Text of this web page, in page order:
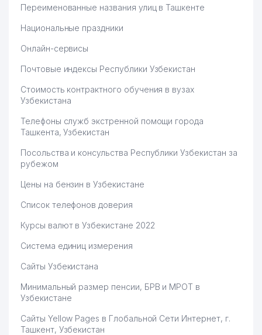
Переименованные названия улиц в Ташкенте
Национальные праздники
Онлайн-сервисы
Почтовые индексы Республики Узбекистан
Стоимость контрактного обучения в вузах
Узбекистана
Телефоны служб экстренной помощи города
Ташкента, Узбекистан
Посольства и консульства Республики Узбекистан за
рубежом
Цены на бензин в Узбекистане
Список телефонов доверия
Курсы валют в Узбекистане 2022
Система единиц измерения
Сайты Узбекистана
Минимальный размер пенсии, БРВ и МРОТ в
Узбекистане
Сайты Yellow Pages в Глобальной Сети Интернет, г.
Ташкент, Узбекистан